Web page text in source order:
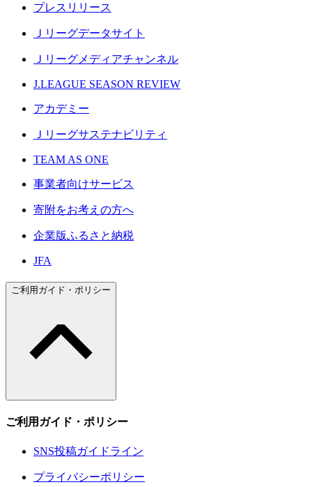
プレスリリース
Ｊリーグデータサイト
Ｊリーグメディアチャンネル
J.LEAGUE SEASON REVIEW
アカデミー
Ｊリーグサステナビリティ
TEAM AS ONE
事業者向けサービス
寄附をお考えの方へ
企業版ふるさと納税
JFA
ご利用ガイド・ポリシー
ご利用ガイド・ポリシー
SNS投稿ガイドライン
プライバシーポリシー